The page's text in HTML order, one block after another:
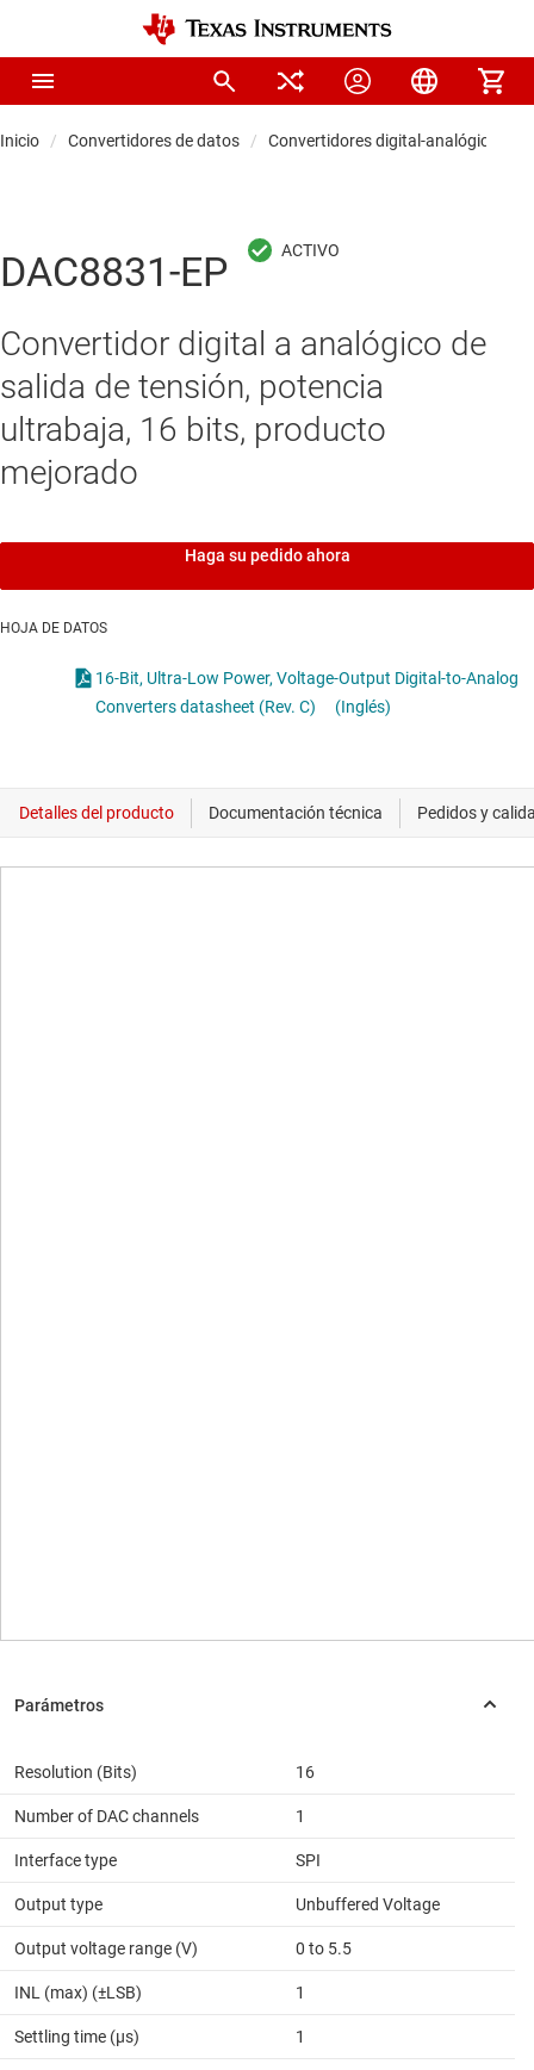
Inicio Convertidores de datos Convertidores digital-analógicos
DAC8831-EP
Convertidor digital a analógico de
salida de tensión, potencia
ultrabaja, 16 bits, producto
mejorado
Haga su pedido ahora
HOJA DE DATOS
16-Bit, Ultra-Low Power, Voltage-Output Digital-to-Analog
Converters datasheet (Rev. C)
(Inglés)
Resolution (Bits) 16
Number of DAC channels 1
Interface type SPI
Output type Unbuffered Voltage
Output voltage range (V) 0 to 5.5
INL (max) (±LSB) 1
Settling time (µs) 1